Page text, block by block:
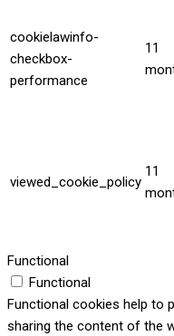
cookielawinfo-
checkbox-
performance
11
viewed_cookie_policy
11
Functional
Functional
Functional cookies help to
sharing the content of the